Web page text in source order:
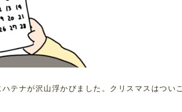
テナが沢山浮かびました。クリスマスはついこ